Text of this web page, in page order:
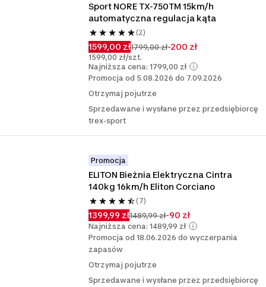
Sport NORE TX-750TM 15km/h
automatyczna regulacja kąta
(2)
1599,00 zł1799,00 zł-200 zł
1599,00 zł/szt.
Najniższa cena: 1799,00 zł
Promocja od 5.08.2026 do 7.09.2026
Otrzymaj pojutrze
Sprzedawane i wysłane przez przedsiębiorcę
trex-sport
Promocja
ELITON Bieżnia Elektryczna Cintra
140kg 16km/h Eliton Corciano
(7)
1399,99 zł1489,99 zł-90 zł
Najniższa cena: 1489,99 zł
Promocja od 18.06.2026 do wyczerpania
zapasów
Otrzymaj pojutrze
Sprzedawane i wysłane przez przedsiębiorcę